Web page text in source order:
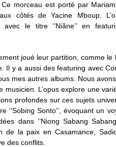
morceau est porté par
côtés de Yacine Mboup.
avec le titre ‘’Niãne’’ en
joué leur partition, comme le
Il y a aussi des featuring avec
mes autres albums. Nous
musicien. L’opus explore une
profondes sur ces sujets
‘’Sobing Sonto’’, évoquant un
dans ‘’Niong Sabang
de la paix en Casamance,
des conflits.